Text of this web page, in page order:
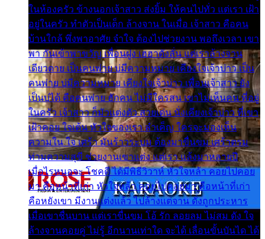
ในห้องครัว ข้างนอกเจ้าสาว ส่งยิ้ม ให้คนไปทั่ว แต่เรา เฝ้า
อยู่ในครัว ทำตัวเป็นเด็ก ล้างจาน ในเมื่อ เจ้าสาว คือคน
บ้านใกล้ พึ่งพาอาศัย จำใจ ต้องไปช่วยงาน พอถึงเวลา เขา
พา กันเข้าพาขวัญ เพื่อนฝูง เฮฮาดังลั่น แต่เราล้างจาน
เดียวดาย เป็นคนพ่าย บ่มีความหมาย เคียงใจเจ้าบ่าว เป็น
คนพ่าย บ่มีความหมาย เคียงใจเจ้าบ่าว เพื่อนเจ้าสาว ยัง
เป็นบ่ได้ คือคนพ่าย ฮักคน ไม่มีใครสน เขาไม่เห็นคน ที่อยู่
ในครัว เจ้าสาว ก็มัวแต่งตัว สวยเด่น นั่งเคียงเจ้าบ่าว ที่เขา
เฝ้าคอย ใจเต้น หัวใจของเรา ลำเค็ญ ใครจะมองเห็น
ความใน ใจ เศร้า มันร้าวระบม ต้องมาขื่นขม เศร้าตรม
ท่ามความสุขี ช่วยงานเขาแต่ง แต่เรา แล้งมาหลายปี
เมื่อไรหนอจะ โชคดี ได้มีพิธีวิวาห์ หัวใจหล้า คอยไปคอย
มา คือหน้าที่เก่า หัวใจหล้า คอยไปคอยมา คือหน้าที่เก่า
คือหยังเขา มีงานแต่งแล้ว ไปล้างแต่จาน ดั่งถูกประหาร
เมื่อเขาชื่นบาน แต่เราขื่นขม โอ้ รัก ลอยลม ไม่สม ดัง ใจ
ล้างจานคอยคู่ ไม่รู้ อีกนานเท่าใด จะได้ เลื่อนขั้นบันได ได้